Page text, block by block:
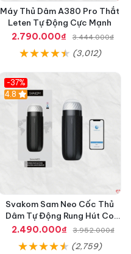
Máy Thủ Dâm A380 Pro Thắt
Leten Tự Động Cực Mạnh
2.790.000₫
3.444.000₫
(3,012)
-37%
4.8
Svakom Sam Neo Cốc Thủ
Dâm Tự Động Rung Hút Co
Bóp App Điều Khiển
2.490.000₫ 3.952.000₫
(2,759)